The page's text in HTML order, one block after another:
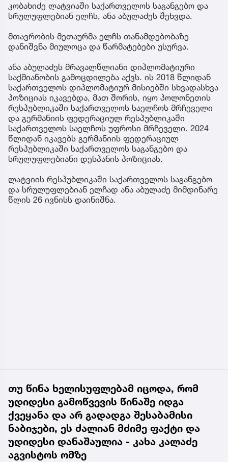
კობახიძე ლატვიაში საქართველოს საგანგებო და
სრულუფლებიან ელჩს, ანა აბულაძეს შეხვდა.
მთავრობის მეთაურმა ელჩს თანამდებობაზე
დანიშვნა მიულოცა და წარმატებები უსურვა.
ანა აბულაძეს მრავალწლიანი დიპლომატიური
საქმიანობის გამოცდილება აქვს. ის 2018 წლიდან
საქართველოს დიპლომატიურ მისიებში სხვადასხვა
პოზიციას იკავებდა, მათ შორის, იყო პოლონეთის
რესპუბლიკაში საქართველოს საელჩოს მრჩეველი
და გერმანიის ფედერაციულ რესპუბლიკაში
საქართველოს საელჩოს უფროსი მრჩეველი. 2024
წლიდან იკავებს გერმანიის ფედერაციულ
რესპუბლიკაში საქართველოს საგანგებო და
სრულუფლებიანი დესპანის პოზიციას.
ლატვიის რესპუბლიკაში საქართველოს საგანგებო
და სრულუფლებიან ელჩად ანა აბულაძე მიმდინარე
წლის 26 ივნისს დაინიშნა.
თუ წინა ხელისუფლებამ იცოდა, რომ
უდიდესი გამოწვევის წინაშე იდგა
ქვეყანა და არ გადადგა შესაბამისი
ნაბიჯები, ეს ძალიან მძიმე ფაქტი და
უდიდესი დანაშაულია - კახა კალაძე
აგვისტოს ომზე